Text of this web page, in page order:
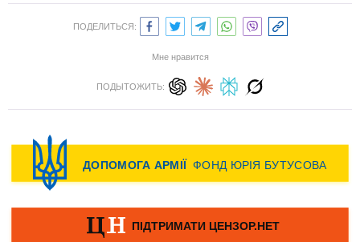
ПОДЕЛИТЬСЯ:
Мне нравится
ПОДЫТОЖИТЬ: